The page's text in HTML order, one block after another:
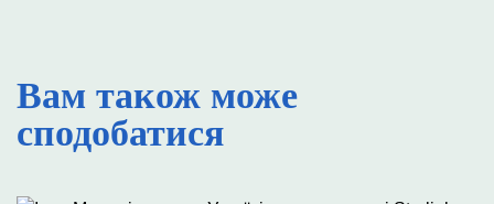
Вам також може
сподобатися